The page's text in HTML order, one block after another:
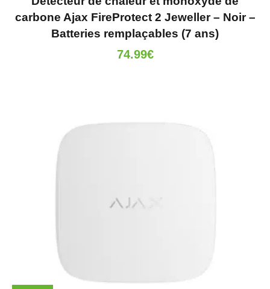
carbone Ajax FireProtect 2 Jeweller – Noir –
Batteries remplaçables (7 ans)
74.99€